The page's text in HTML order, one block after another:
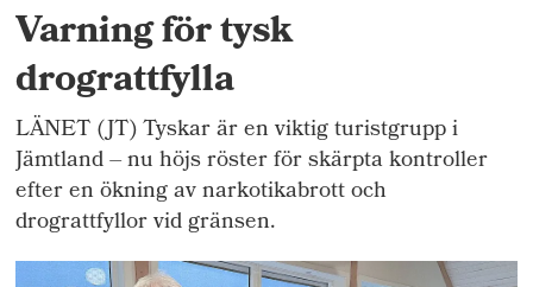
Varning för tysk
drograttfylla
LÄNET (JT) Tyskar är en viktig turistgrupp i
Jämtland – nu höjs röster för skärpta kontroller
efter en ökning av narkotikabrott och
drograttfyllor vid gränsen.